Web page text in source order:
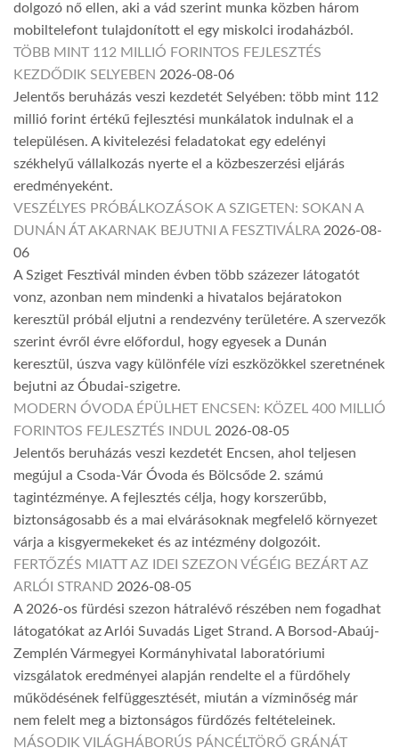
dolgozó nő ellen, aki a vád szerint munka közben három
mobiltelefont tulajdonított el egy miskolci irodaházból.
TÖBB MINT 112 MILLIÓ FORINTOS FEJLESZTÉS
KEZDŐDIK SELYEBEN 2026-08-06
Jelentős beruházás veszi kezdetét Selyében: több mint 112
millió forint értékű fejlesztési munkálatok indulnak el a
településen. A kivitelezési feladatokat egy edelényi
székhelyű vállalkozás nyerte el a közbeszerzési eljárás
eredményeként.
VESZÉLYES PRÓBÁLKOZÁSOK A SZIGETEN: SOKAN A
DUNÁN ÁT AKARNAK BEJUTNI A FESZTIVÁLRA 2026-08-
06
A Sziget Fesztivál minden évben több százezer látogatót
vonz, azonban nem mindenki a hivatalos bejáratokon
keresztül próbál eljutni a rendezvény területére. A szervezők
szerint évről évre előfordul, hogy egyesek a Dunán
keresztül, úszva vagy különféle vízi eszközökkel szeretnének
bejutni az Óbudai-szigetre.
MODERN ÓVODA ÉPÜLHET ENCSEN: KÖZEL 400 MILLIÓ
FORINTOS FEJLESZTÉS INDUL 2026-08-05
Jelentős beruházás veszi kezdetét Encsen, ahol teljesen
megújul a Csoda-Vár Óvoda és Bölcsőde 2. számú
tagintézménye. A fejlesztés célja, hogy korszerűbb,
biztonságosabb és a mai elvárásoknak megfelelő környezet
várja a kisgyermekeket és az intézmény dolgozóit.
FERTŐZÉS MIATT AZ IDEI SZEZON VÉGÉIG BEZÁRT AZ
ARLÓI STRAND 2026-08-05
A 2026-os fürdési szezon hátralévő részében nem fogadhat
látogatókat az Arlói Suvadás Liget Strand. A Borsod-Abaúj-
Zemplén Vármegyei Kormányhivatal laboratóriumi
vizsgálatok eredményei alapján rendelte el a fürdőhely
működésének felfüggesztését, miután a vízminőség már
nem felelt meg a biztonságos fürdőzés feltételeinek.
MÁSODIK VILÁGHÁBORÚS PÁNCÉLTÖRŐ GRÁNÁT